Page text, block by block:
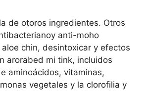
de otoros ingredientes. Otros
anti-moho
chin, desintoxicar y efectos
arorabed mi tink, incluidos
aminoácidos, vitaminas,
vegetales y la clorofilia y